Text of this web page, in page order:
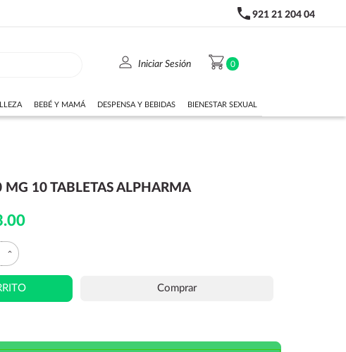
phone 921 21 204 04
person Iniciar Sesión shopping_cart 0
BEBÉ Y MAMÁ DESPENSA Y BEBIDAS BIENESTAR SEXUAL
MG 10 TABLETAS ALPHARMA
expand_less
Comprar